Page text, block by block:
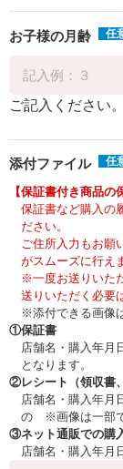
お子様の月齢 任
ご記入ください。
添付ファイル 任
【保証書付き商品の
保証書など購入
ださい。
ご住所入力もお願
がスムーズに行え
※一度お送りいた
送りいただく必要
※添付できる画像
①保証書
店舗名・購入年
となります。
②レシート（領収書
店舗名・購入年月
の ※画像は一部で
③ネット通販での購
店舗名・購入年月